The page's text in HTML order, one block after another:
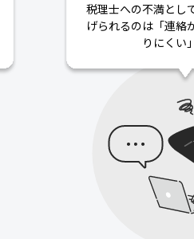
税理士への不満とし
げられるのは「連絡
りにくい